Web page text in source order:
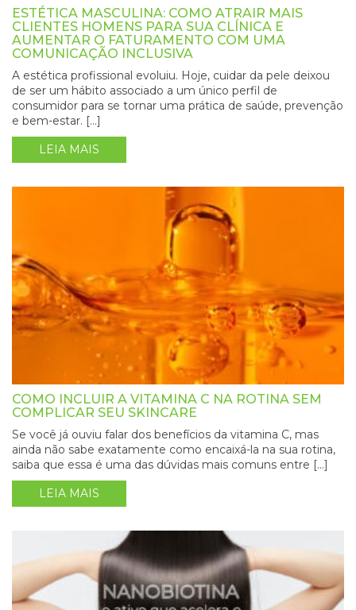
ESTÉTICA MASCULINA: COMO ATRAIR MAIS
CLIENTES HOMENS PARA SUA CLÍNICA E
AUMENTAR O FATURAMENTO COM UMA
COMUNICAÇÃO INCLUSIVA
A estética profissional evoluiu. Hoje, cuidar da pele deixou
de ser um hábito associado a um único perfil de
consumidor para se tornar uma prática de saúde, prevenção
e bem-estar. […]
LEIA MAIS
COMO INCLUIR A VITAMINA C NA ROTINA SEM
COMPLICAR SEU SKINCARE
Se você já ouviu falar dos benefícios da vitamina C, mas
ainda não sabe exatamente como encaixá-la na sua rotina,
saiba que essa é uma das dúvidas mais comuns entre […]
LEIA MAIS